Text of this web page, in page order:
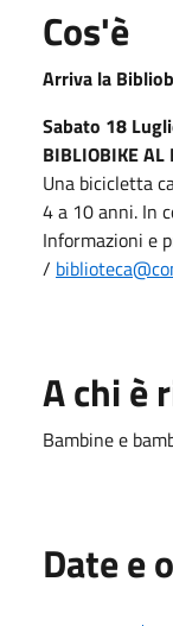
Cos'è
Arriva la
Sabato 18
BIBLIOBIKE AL
Una bicicletta
4 a 10 anni. In
Informazioni e
/
A chi è
Bambine e
Date e